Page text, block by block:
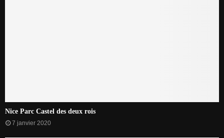
Nice Parc Castel des deux rois
7 janvier 2020